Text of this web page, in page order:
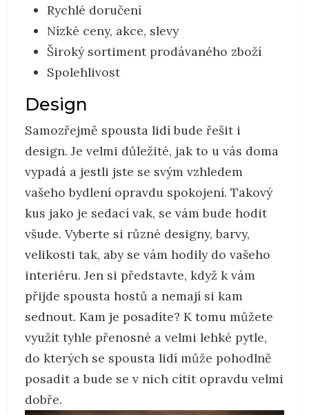
Rychlé doručení
Nízké ceny, akce, slevy
Široký sortiment prodávaného zboží
Spolehlivost
Design
Samozřejmě spousta lidí bude řešit i
design. Je velmi důležité, jak to u vás doma
vypadá a jestli jste se svým vzhledem
vašeho bydlení opravdu spokojení. Takový
kus jako je sedací vak, se vám bude hodit
všude. Vyberte si různé designy, barvy,
velikosti tak, aby se vám hodily do vašeho
interiéru. Jen si představte, když k vám
přijde spousta hostů a nemají si kam
sednout. Kam je posadíte? K tomu můžete
využít tyhle přenosné a velmi lehké pytle,
do kterých se spousta lidí může pohodlně
posadit a bude se v nich cítit opravdu velmi
dobře.